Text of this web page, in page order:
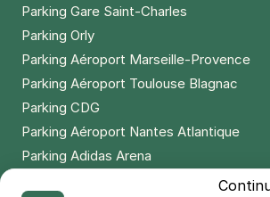
Parking Gare Saint-Charles
Parking Orly
Parking Aéroport Marseille-Provence
Parking Aéroport Toulouse Blagnac
Parking CDG
Parking Aéroport Nantes Atlantique
Parking Adidas Arena